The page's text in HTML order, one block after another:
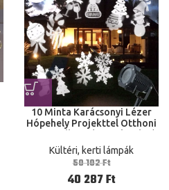
10 Minta Karácsonyi Lézer
Hópehely Projekttel Otthoni
110 240 V
Kültéri, kerti lámpák
50 102Ft
40 287Ft